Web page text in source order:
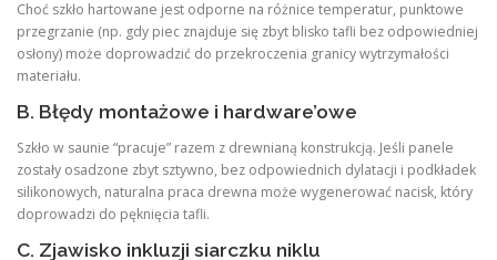
Choć szkło hartowane jest odporne na różnice temperatur, punktowe
przegrzanie (np. gdy piec znajduje się zbyt blisko tafli bez odpowiedniej
osłony) może doprowadzić do przekroczenia granicy wytrzymałości
materiału.
B. Błędy montażowe i hardware’owe
Szkło w saunie “pracuje” razem z drewnianą konstrukcją. Jeśli panele
zostały osadzone zbyt sztywno, bez odpowiednich dylatacji i podkładek
silikonowych, naturalna praca drewna może wygenerować nacisk, który
doprowadzi do pęknięcia tafli.
C. Zjawisko inkluzji siarczku niklu